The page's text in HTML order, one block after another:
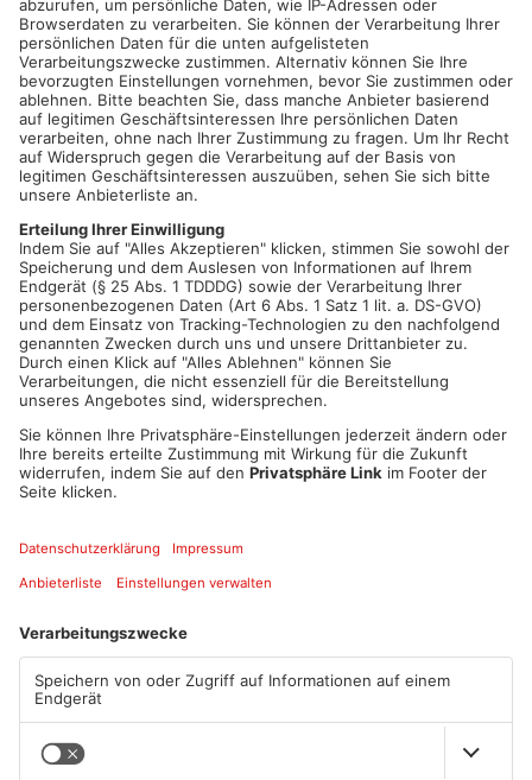
KREIS OFFENBACH.Die nächste Tierseuche ist jetzt im
Primaveraland nachgewiesen worden. In Teilen des Kreises
Offenbach ist die Amerikanische Faulbrut ausgebrochen, wie
es in einer Pressemitteilung heißt. Dabei handelt es sich um
eine Krankheit, die Bienenlarven befällt und zu hohen
Völkerverlusten führen kann. Für Menschen ist die
Amerikanische Faulbrut ungefährlich, Imker sollten aber auf
die Anzeichen achten und im Verdachtsfall das Veterinäramt
informieren.
Artikel teilen
ANZEIGE
Offenbach